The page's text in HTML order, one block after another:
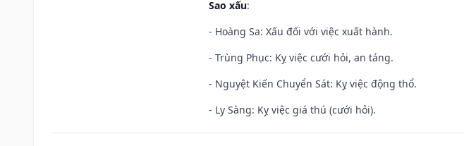
Sao xấu:
- Hoàng Sa: Xấu đối với việc xuất hành.
- Trùng Phục: Kỵ việc cưới hỏi, an táng.
- Nguyệt Kiến Chuyển Sát: Kỵ việc động thổ.
- Ly Sàng: Kỵ việc giá thú (cưới hỏi).